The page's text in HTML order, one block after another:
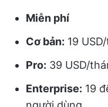
Miễn phí
Cơ bản: 19
Pro: 39 USD/
Enterprise: 19